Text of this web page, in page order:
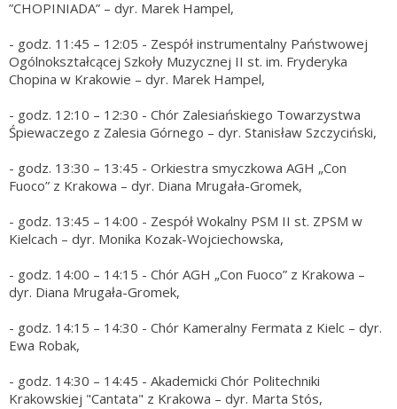
”CHOPINIADA” – dyr. Marek Hampel,
- godz. 11:45 – 12:05 - Zespół instrumentalny Państwowej
Ogólnokształcącej Szkoły Muzycznej II st. im. Fryderyka
Chopina w Krakowie – dyr. Marek Hampel,
- godz. 12:10 – 12:30 - Chór Zalesiańskiego Towarzystwa
Śpiewaczego z Zalesia Górnego – dyr. Stanisław Szczyciński,
- godz. 13:30 – 13:45 - Orkiestra smyczkowa AGH „Con
Fuoco” z Krakowa – dyr. Diana Mrugała-Gromek,
- godz. 13:45 – 14:00 - Zespół Wokalny PSM II st. ZPSM w
Kielcach – dyr. Monika Kozak-Wojciechowska,
- godz. 14:00 – 14:15 - Chór AGH „Con Fuoco” z Krakowa –
dyr. Diana Mrugała-Gromek,
- godz. 14:15 – 14:30 - Chór Kameralny Fermata z Kielc – dyr.
Ewa Robak,
- godz. 14:30 – 14:45 - Akademicki Chór Politechniki
Krakowskiej "Cantata" z Krakowa – dyr. Marta Stós,